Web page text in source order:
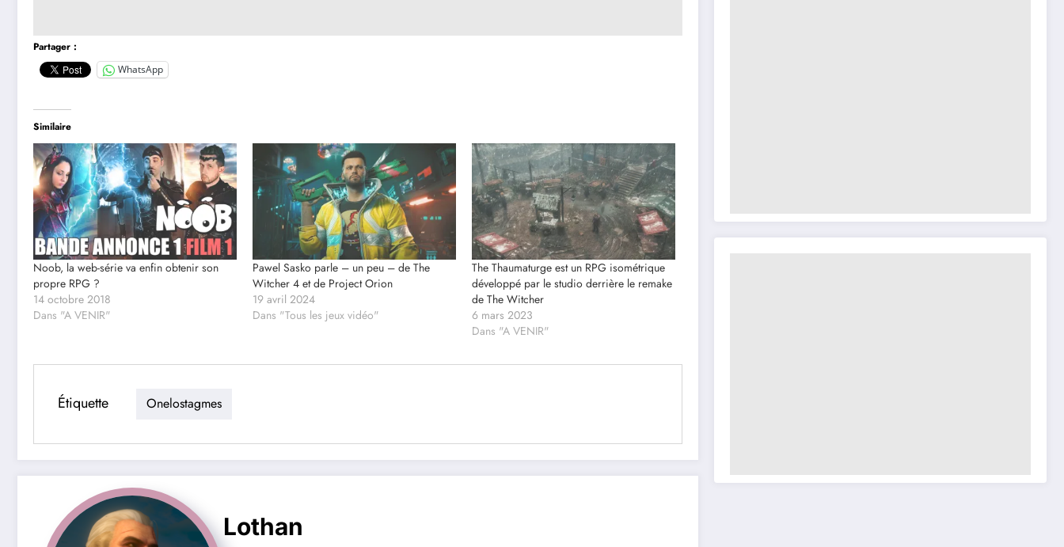
Partager :
WhatsApp
Similaire
Noob, la web-série va enfin obtenir son
propre RPG ?
14 octobre 2018
Dans "A VENIR"
Pawel Sasko parle – un peu – de The
Witcher 4 et de Project Orion
19 avril 2024
Dans "Tous les jeux vidéo"
The Thaumaturge est un RPG isométrique
développé par le studio derrière le remake
de The Witcher
6 mars 2023
Dans "A VENIR"
Étiquette Onelostagmes
Lothan